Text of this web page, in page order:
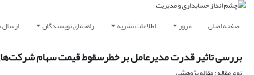
صفحه اصلی مرور اطلاعات نشریه راهنمای نویسندگان ارسال
بررسی تاثیر قدرت مدیرعامل بر خطرسقوط قیمت سهام